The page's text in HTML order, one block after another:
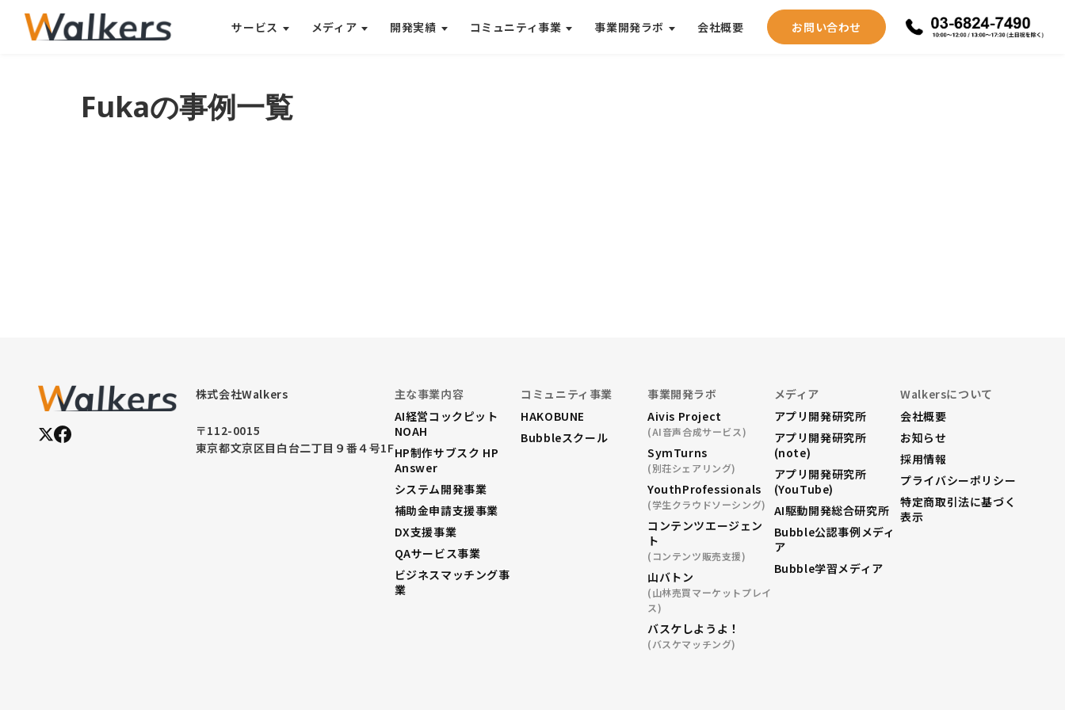
サービス メディア 開発実績 コミュニティ事業 事業開発ラボ 会社概要 お問い合わせ
Fukaの事例一覧
株式会社Walkers
〒112-0015
東京都文京区目白台二丁目９番４号1F
主な事業内容
AI経営コックピット
NOAH
HP制作サブスク HP
Answer
システム開発事業
補助金申請支援事業
DX支援事業
QAサービス事業
ビジネスマッチング事
業
コミュニティ事業
HAKOBUNE
Bubbleスクール
事業開発ラボ
Aivis Project
(AI音声合成サービス)
SymTurns
(別荘シェアリング)
YouthProfessionals
(学生クラウドソーシング)
コンテンツエージェン
ト
(コンテンツ販売支援)
山バトン
(山林売買マーケットプレイ
ス)
バスケしようよ！
(バスケマッチング)
メディア
アプリ開発研究所
アプリ開発研究所
(note)
アプリ開発研究所
(YouTube)
AI駆動開発総合研究所
Bubble公認事例メディ
ア
Bubble学習メディア
Walkersについて
会社概要
お知らせ
採用情報
プライバシーポリシー
特定商取引法に基づく
表示